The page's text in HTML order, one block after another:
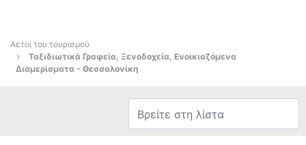
Αετοί του τουρισμού
Ταξιδιωτικά Γραφεία, Ξενοδοχεία, Ενοικιαζόμενα
Διαμερίσματα - Θεσσαλονίκη